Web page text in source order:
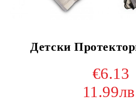
Детски
€6.13